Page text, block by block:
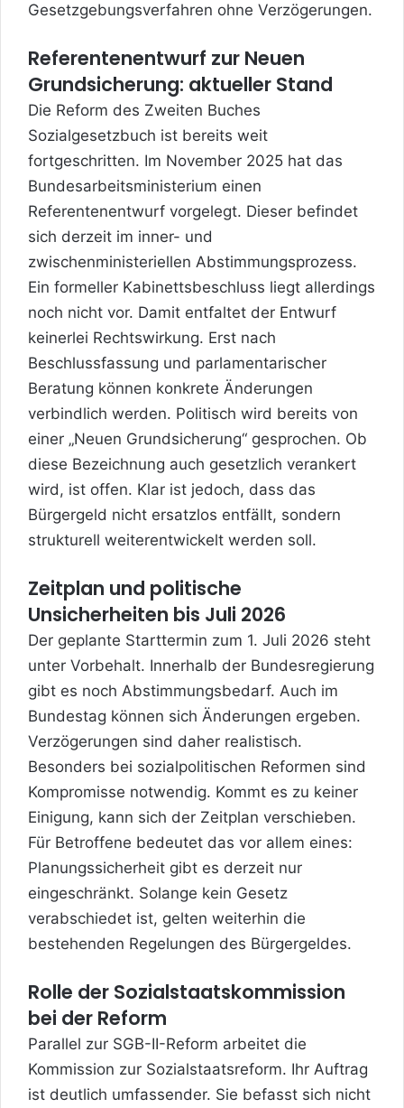
Gesetzgebungsverfahren ohne Verzögerungen.
Referentenentwurf zur Neuen
Grundsicherung: aktueller Stand
Die Reform des Zweiten Buches
Sozialgesetzbuch ist bereits weit
fortgeschritten. Im November 2025 hat das
Bundesarbeitsministerium einen
Referentenentwurf vorgelegt. Dieser befindet
sich derzeit im inner- und
zwischenministeriellen Abstimmungsprozess.
Ein formeller Kabinettsbeschluss liegt allerdings
noch nicht vor. Damit entfaltet der Entwurf
keinerlei Rechtswirkung. Erst nach
Beschlussfassung und parlamentarischer
Beratung können konkrete Änderungen
verbindlich werden. Politisch wird bereits von
einer „Neuen Grundsicherung“ gesprochen. Ob
diese Bezeichnung auch gesetzlich verankert
wird, ist offen. Klar ist jedoch, dass das
Bürgergeld nicht ersatzlos entfällt, sondern
strukturell weiterentwickelt werden soll.
Zeitplan und politische
Unsicherheiten bis Juli 2026
Der geplante Starttermin zum 1. Juli 2026 steht
unter Vorbehalt. Innerhalb der Bundesregierung
gibt es noch Abstimmungsbedarf. Auch im
Bundestag können sich Änderungen ergeben.
Verzögerungen sind daher realistisch.
Besonders bei sozialpolitischen Reformen sind
Kompromisse notwendig. Kommt es zu keiner
Einigung, kann sich der Zeitplan verschieben.
Für Betroffene bedeutet das vor allem eines:
Planungssicherheit gibt es derzeit nur
eingeschränkt. Solange kein Gesetz
verabschiedet ist, gelten weiterhin die
bestehenden Regelungen des Bürgergeldes.
Rolle der Sozialstaatskommission
bei der Reform
Parallel zur SGB-II-Reform arbeitet die
Kommission zur Sozialstaatsreform. Ihr Auftrag
ist deutlich umfassender. Sie befasst sich nicht